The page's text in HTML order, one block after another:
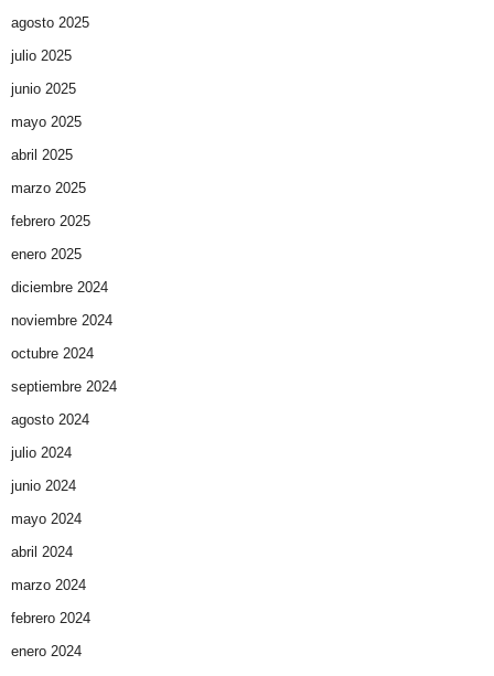
agosto 2025
julio 2025
junio 2025
mayo 2025
abril 2025
marzo 2025
febrero 2025
enero 2025
diciembre 2024
noviembre 2024
octubre 2024
septiembre 2024
agosto 2024
julio 2024
junio 2024
mayo 2024
abril 2024
marzo 2024
febrero 2024
enero 2024